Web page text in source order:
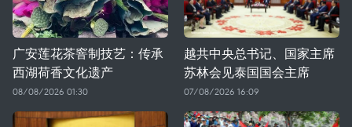
广安莲花茶窨制技艺：传承
西湖荷香文化遗产
08/08/2026 01:30
越共中央总书记、国家主席
苏林会见泰国国会主席
07/08/2026 16:09